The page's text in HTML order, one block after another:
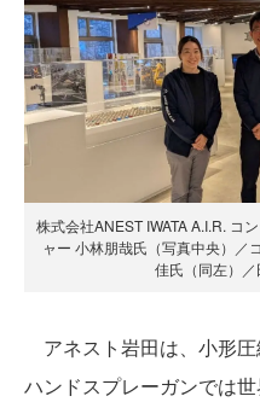
株式会社ANEST IWATA A.I.R. コ
ャー 小林朋哉氏（写真中央）／
佳氏（同左）／
アネスト岩田は、小形
ハンドスプレーガンでは